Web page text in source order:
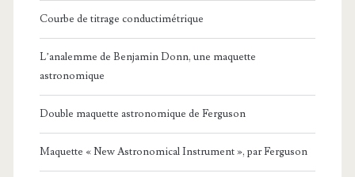
Courbe de titrage conductimétrique
L’analemme de Benjamin Donn, une maquette
astronomique
Double maquette astronomique de Ferguson
Maquette « New Astronomical Instrument », par Ferguson